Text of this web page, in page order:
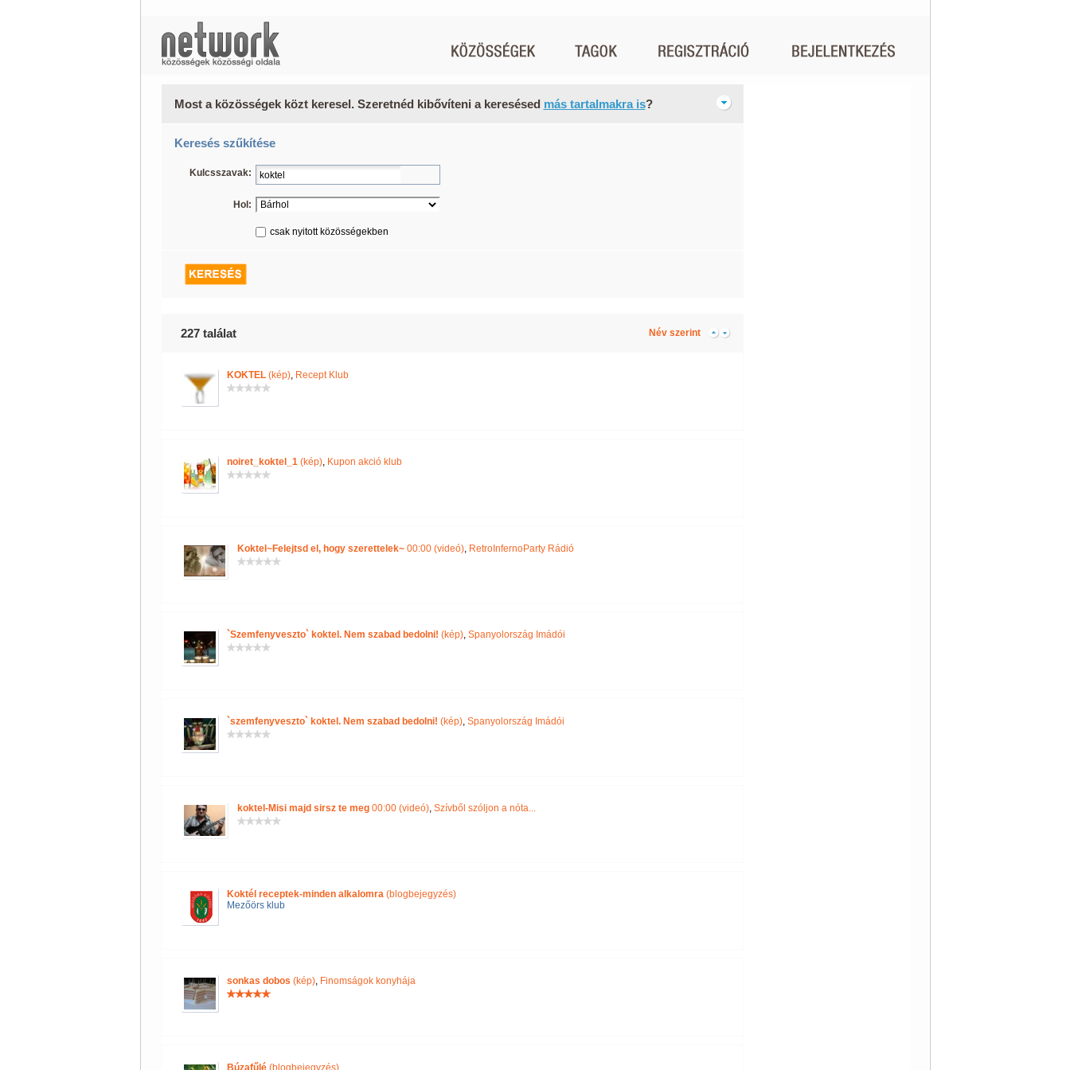
Most a közösségek közt keresel. Szeretnéd kibővíteni a keresésed más tartalmakra is?
Keresés szűkítése
Kulcsszavak:
Hol:
csak nyitott közösségekben
227 találat Név szerint
KOKTEL(kép), Recept Klub
noiret_koktel_1(kép), Kupon akció klub
Koktel~Felejtsd el, hogy szerettelek~00:00 (videó), RetroInfernoParty Rádió
`Szemfenyveszto` koktel. Nem szabad bedolni! (kép), Spanyolország Imádói
`szemfenyveszto` koktel. Nem szabad bedolni! (kép), Spanyolország Imádói
koktel-Misi majd sirsz te meg00:00 (videó), Szívből szóljon a nóta...
Koktél receptek-minden alkalomra(blogbejegyzés)
Mezőörs klub
sonkas dobos (kép), Finomságok konyhája
Búzafűlé(blogbejegyzés)